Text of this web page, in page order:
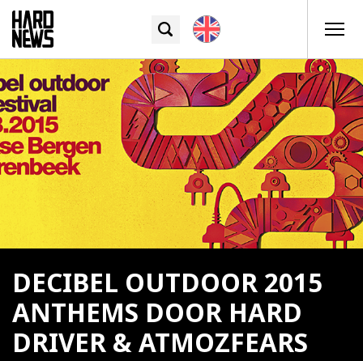
DECIBEL OUTDOOR 2015
ANTHEMS DOOR HARD
DRIVER & ATMOZFEARS